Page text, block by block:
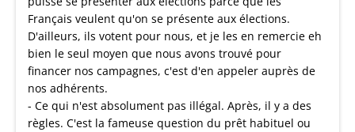
Français veulent qu'on se présente aux élections.
D'ailleurs, ils votent pour nous, et je les en remercie eh
bien le seul moyen que nous avons trouvé pour
financer nos campagnes, c'est d'en appeler auprès de
nos adhérents.
- Ce qui n'est absolument pas illégal. Après, il y a des
règles. C'est la fameuse question du prêt habituel ou